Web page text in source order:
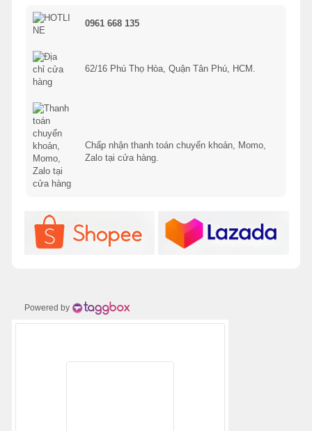
0961 668 135
62/16 Phú Thọ Hòa, Quận Tân Phú, HCM.
Chấp nhận thanh toán chuyển khoản, Momo,
Zalo tại cửa hàng.
Powered by